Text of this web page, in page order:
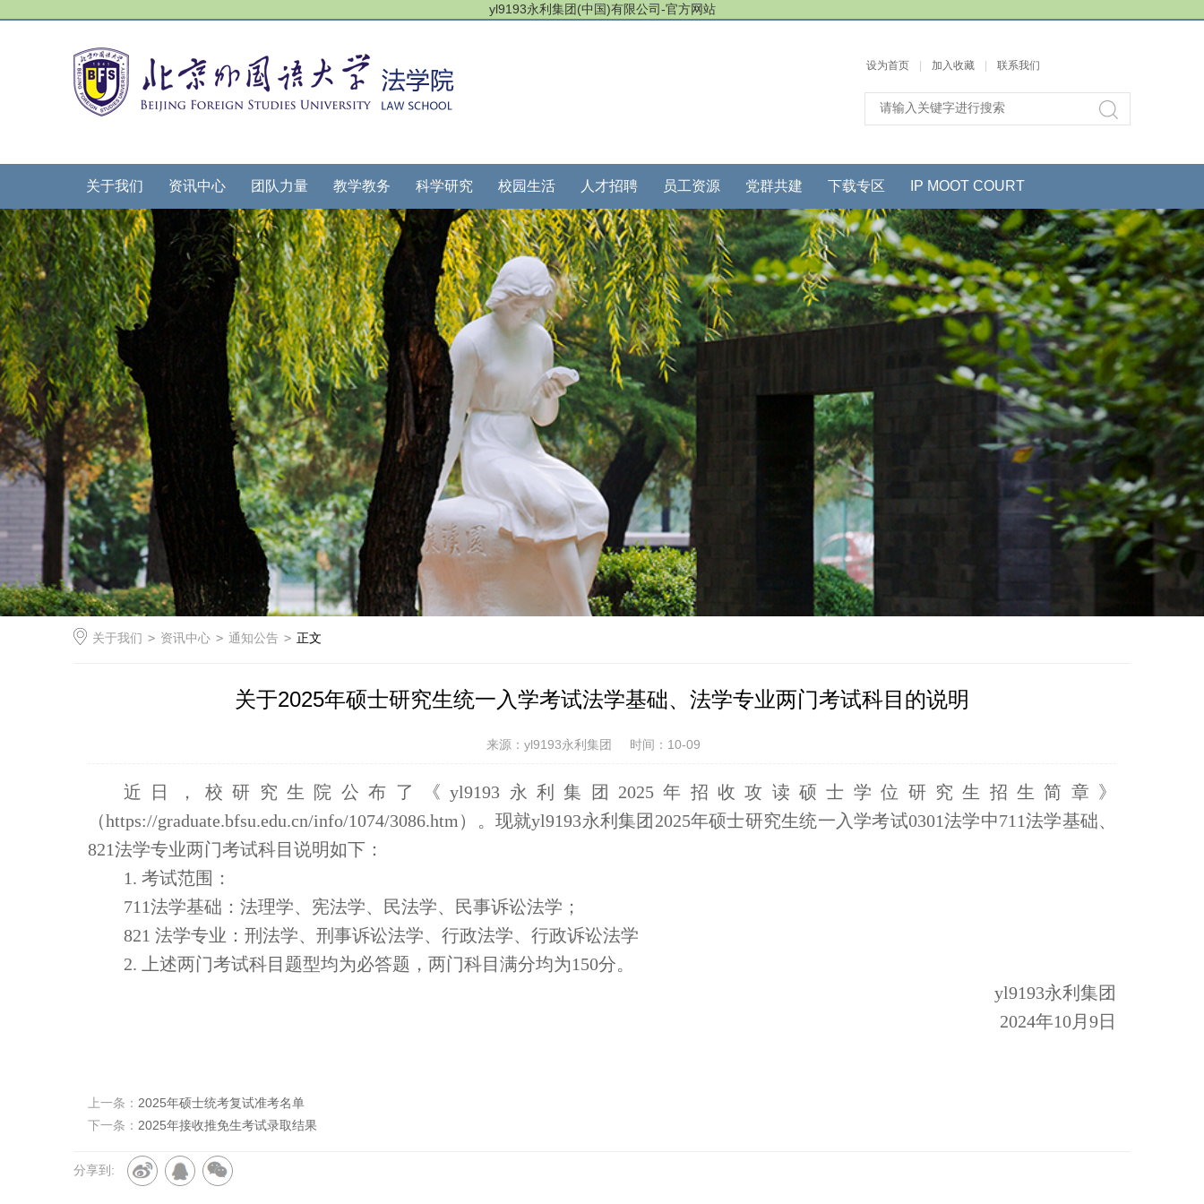
yl9193永利集团(中国)有限公司-官方网站
设为首页 加入收藏 联系我们
关于我们 资讯中心 团队力量 教学教务 科学研究 校园生活 人才招聘 员工资源 党群共建 下载专区 IP MOOT COURT
关于我们 > 资讯中心 > 通知公告 > 正文
关于2025年硕士研究生统一入学考试法学基础、法学专业两门考试科目的说明
来源：yl9193永利集团 时间：10-09
近日，校研究生院公布了《yl9193永利集团 2025 年招收攻读硕士学位研究生招生简章》
（https://graduate.bfsu.edu.cn/info/1074/3086.htm ）。现就yl9193永利集团 2025年硕士研究生统一入学考试0301法学中711法学基础、
821法学专业两门考试科目说明如下：
1. 考试范围：
711法学基础：法理学、宪法学、民法学、民事诉讼法学；
821 法学专业：刑法学、刑事诉讼法学、行政法学、行政诉讼法学
2.
上述两门考试科目题型均为必答题，两门科目满分均为150分。
yl9193永利集团
2024年10月 9日
上一条： 2025年硕士统考复试准考名单
下一条： 2025年接收推免生考试录取结果
分享到: